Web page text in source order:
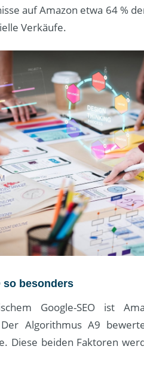
auf Amazon etwa 64 %
Verkäufe.
so besonders
Google-SEO ist
Algorithmus A9
Diese beiden Faktoren